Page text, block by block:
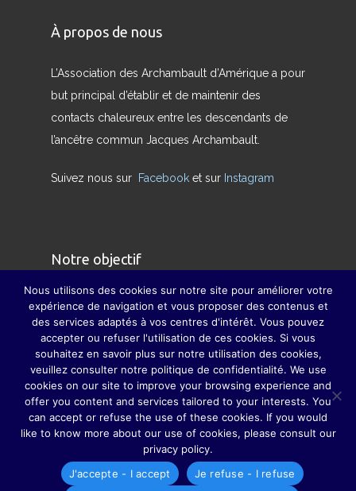
À propos de nous
L’Association des Archambault d’Amérique a pour
but principal d’établir et de maintenir des
contacts chaleureux entre les descendants de
l’ancêtre commun Jacques Archambault.
Suivez nous sur Facebook et sur Instagram
Notre objectif
Nous avons pour but de redonner son sens
véritable à la famille et à pallier, dans la mesure
du possible, la disparition des grandes fêtes de
famille, grâce auxquelles parents, grands-
parents, sœurs, frères, oncles, tantes, cousins et
cousines ne se perdaient guère de vue.
Nous utilisons des cookies sur notre site pour améliorer votre
expérience de navigation et vous proposer des contenus et
des services adaptés à vos centres d'intérêt. Vous pouvez
accepter ou refuser l'utilisation de ces cookies. Si vous
souhaitez en savoir plus sur notre utilisation des cookies,
veuillez consulter notre politique de confidentialité. We use
cookies on our site to improve your browsing experience and
offer you content and services tailored to your interests. You
can accept or refuse the use of these cookies. If you would
like to know more about our use of cookies, please consult our
privacy policy.
J'accepte - I accept
Je refuse - I refuse